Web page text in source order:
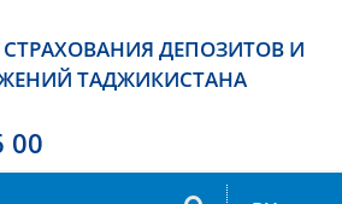
ДЕПОЗИТОВ И
ТАДЖИКИСТАНА
00